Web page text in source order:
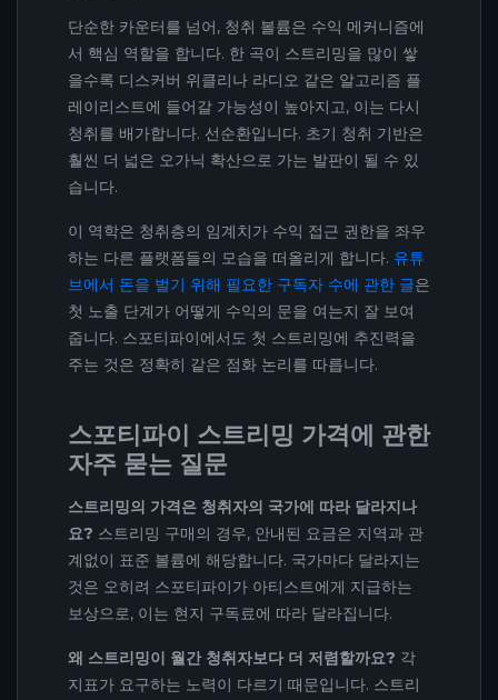
단순한 카운터를 넘어, 청취 볼륨은 수익 메커니즘에
서 핵심 역할을 합니다. 한 곡이 스트리밍을 많이 쌓
을수록 디스커버 위클리나 라디오 같은 알고리즘 플
레이리스트에 들어갈 가능성이 높아지고, 이는 다시
청취를 배가합니다. 선순환입니다. 초기 청취 기반은
훨씬 더 넓은 오가닉 확산으로 가는 발판이 될 수 있
습니다.
이 역학은 청취층의 임계치가 수익 접근 권한을 좌우
하는 다른 플랫폼들의 모습을 떠올리게 합니다. 유튜
브에서 돈을 벌기 위해 필요한 구독자 수에 관한 글은
첫 노출 단계가 어떻게 수익의 문을 여는지 잘 보여
줍니다. 스포티파이에서도 첫 스트리밍에 추진력을
주는 것은 정확히 같은 점화 논리를 따릅니다.
스포티파이 스트리밍 가격에 관한
자주 묻는 질문
스트리밍의 가격은 청취자의 국가에 따라 달라지나
요? 스트리밍 구매의 경우, 안내된 요금은 지역과 관
계없이 표준 볼륨에 해당합니다. 국가마다 달라지는
것은 오히려 스포티파이가 아티스트에게 지급하는
보상으로, 이는 현지 구독료에 따라 달라집니다.
왜 스트리밍이 월간 청취자보다 더 저렴할까요? 각
지표가 요구하는 노력이 다르기 때문입니다. 스트리